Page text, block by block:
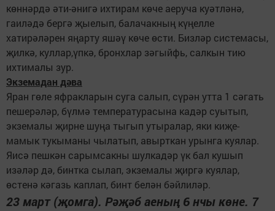
көннәрдә әти-әнигә ихтирам көче аеруча куәтләнә,
гаиләдә бергә җыелып, балачакның күңелле
хатирәләрен яңарту яшәү көче өсти. Бизләр системасы,
җилкә, куллар,үпкә, бронхлар зәгыйфь, салкын тию
ихтималы зур.
Экземадан дәва
Яран гөле яфракларын суга салып, сүрән утта 1 сәгать
пешерәләр, бүлмә температурасына кадәр суытып,
экземалы җирне шуңа тыгып утыралар, яки киҗе-
мамык тукыманы чылатып, авырткан урынга куялар.
Яисә пешкән сарымсакны шулкадәр үк бал кушып
изәләр дә, бинтка сылап, экземалы җиргә куялар,
өстенә кәгазь каплап, бинт белән бәйлиләр.
23 март (җомга). Рәҗәб аеның 6 нчы көне. 7